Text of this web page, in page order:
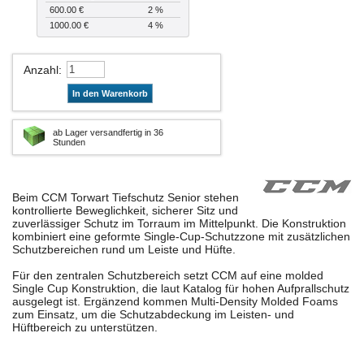
600.00 €
2 %
1000.00 €
4 %
Anzahl:
In den Warenkorb
ab Lager versandfertig in 36
Stunden
Beim CCM Torwart Tiefschutz Senior stehen
kontrollierte Beweglichkeit, sicherer Sitz und
zuverlässiger Schutz im Torraum im Mittelpunkt. Die Konstruktion
kombiniert eine geformte Single-Cup-Schutzzone mit zusätzlichen
Schutzbereichen rund um Leiste und Hüfte.
Für den zentralen Schutzbereich setzt CCM auf eine molded
Single Cup Konstruktion, die laut Katalog für hohen Aufprallschutz
ausgelegt ist. Ergänzend kommen Multi-Density Molded Foams
zum Einsatz, um die Schutzabdeckung im Leisten- und
Hüftbereich zu unterstützen.